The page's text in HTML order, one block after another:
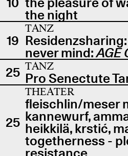
the night
19
TANZ
never mind:AGE
25 TANZ
Pro Senectute
25
THEATER
fleischlin/meser
kannewurf,
heikkilä, krstić,
togetherness -
resistance